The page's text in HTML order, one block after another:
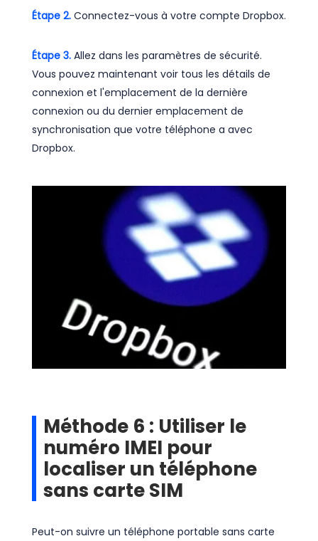
Étape 2. Connectez-vous à votre compte Dropbox.
Étape 3. Allez dans les paramètres de sécurité.
Vous pouvez maintenant voir tous les détails de
connexion et l'emplacement de la dernière
connexion ou du dernier emplacement de
synchronisation que votre téléphone a avec
Dropbox.
Méthode 6 : Utiliser le
numéro IMEI pour
localiser un téléphone
sans carte SIM
Peut-on suivre un téléphone portable sans carte